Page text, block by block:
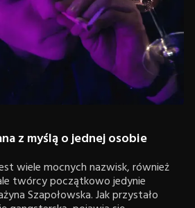
z myślą o jednej osobie
wiele mocnych nazwisk, również
twórcy początkowo jedynie
Szapołowska. Jak przystało